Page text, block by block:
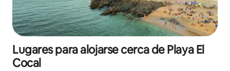
Lugares para alojarse cerca de Playa El
Cocal